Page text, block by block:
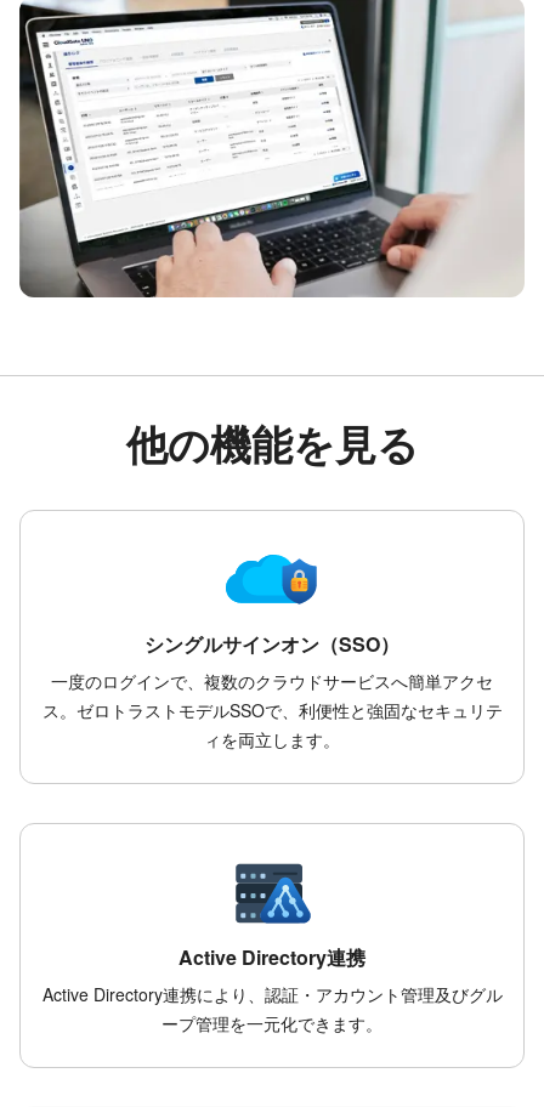
他の機能を見る
シングルサインオン（SSO）
一度のログインで、複数のクラウドサービスへ簡単アクセ
ス。ゼロトラストモデルSSOで、利便性と強固なセキュリテ
ィを両立します。
Active Directory連携
Active Directory連携により、認証・アカウント管理及びグル
ープ管理を一元化できます。